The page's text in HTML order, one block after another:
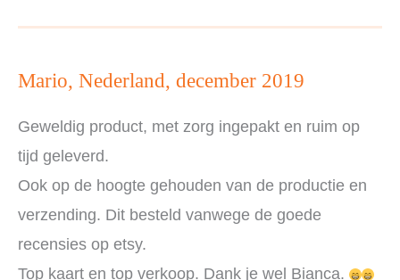
Mario, Nederland, december 2019
Geweldig product, met zorg ingepakt en ruim op
tijd geleverd.
Ook op de hoogte gehouden van de productie en
verzending. Dit besteld vanwege de goede
recensies op etsy.
Top kaart en top verkoop. Dank je wel Bianca.